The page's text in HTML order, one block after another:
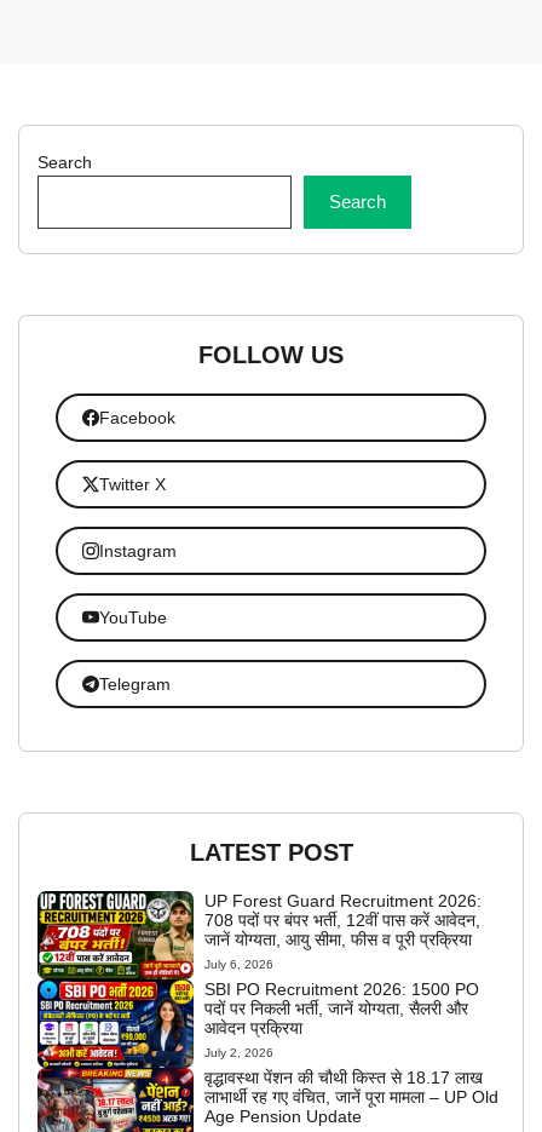
Search
Search
FOLLOW US
Facebook
Twitter X
Instagram
YouTube
Telegram
LATEST POST
UP Forest Guard Recruitment 2026:
708 पदों पर बंपर भर्ती, 12वीं पास करें आवेदन,
जानें योग्यता, आयु सीमा, फीस व पूरी प्रक्रिया
July 6, 2026
SBI PO Recruitment 2026: 1500 PO
पदों पर निकली भर्ती, जानें योग्यता, सैलरी और
आवेदन प्रक्रिया
July 2, 2026
वृद्धावस्था पेंशन की चौथी किस्त से 18.17 लाख
लाभार्थी रह गए वंचित, जानें पूरा मामला – UP Old
Age Pension Update